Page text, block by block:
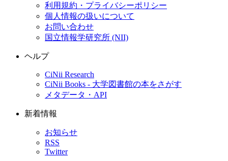
利用規約・プライバシーポリシー
個人情報の扱いについて
お問い合わせ
国立情報学研究所 (NII)
ヘルプ
CiNii Research
CiNii Books - 大学図書館の本をさがす
メタデータ・API
新着情報
お知らせ
RSS
Twitter